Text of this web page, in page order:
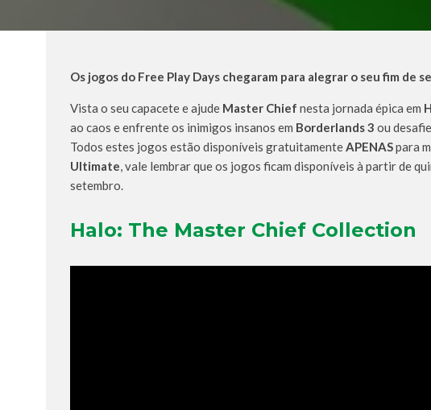
Os jogos do Free Play Days chegaram para alegrar o seu fim de
Vista o seu capacete e ajude Master Chief nesta jornada épica em
ao caos e enfrente os inimigos insanos em Borderlands 3 ou
Todos estes jogos estão disponíveis gratuitamenteAPENASpara
Ultimate, vale lembrar que os jogos ficam disponíveis à partir de
setembro.
Halo: The Master Chief Collection